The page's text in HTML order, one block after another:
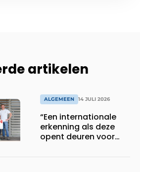
artikelen
ALGEMEEN 14 JULI 2026
“Een internationale
erkenning als deze
opent deuren voor